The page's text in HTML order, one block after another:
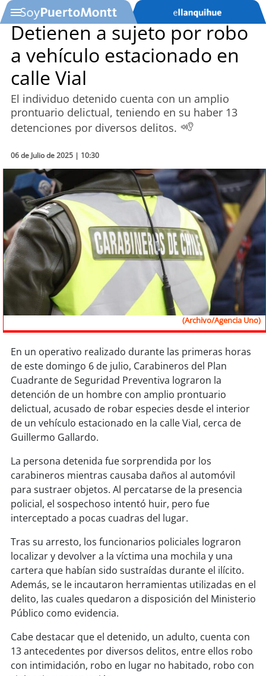
SOYTV
Podcast
Actualidad
Entretención
Economía
Deportes
Tecnología
Sostenibilidad
chile
soyarica
soy iquique
soycalama
soyantofagasta
soyvalparaíso
soy quillota
sanantonio
chillán
soy sancarlos
soyconcepción
Detienen a sujeto por robo
a vehículo estacionado en
calle Vial
El individuo detenido cuenta con un amplio
prontuario delictual, teniendo en su haber 13
detenciones por diversos delitos.
06 de Julio de 2025 | 10:30
(Archivo/Agencia Uno)
En un operativo realizado durante las primeras horas
de este domingo 6 de julio, Carabineros del Plan
Cuadrante de Seguridad Preventiva lograron la
detención de un hombre con amplio prontuario
delictual, acusado de robar especies desde el interior
de un vehículo estacionado en la calle Vial, cerca de
Guillermo Gallardo.
La persona detenida fue sorprendida por los
carabineros mientras causaba daños al automóvil
para sustraer objetos. Al percatarse de la presencia
policial, el sospechoso intentó huir, pero fue
interceptado a pocas cuadras del lugar.
Tras su arresto, los funcionarios policiales lograron
localizar y devolver a la víctima una mochila y una
cartera que habían sido sustraídas durante el ilícito.
Además, se le incautaron herramientas utilizadas en el
delito, las cuales quedaron a disposición del Ministerio
Público como evidencia.
Cabe destacar que el detenido, un adulto, cuenta con
13 antecedentes por diversos delitos, entre ellos robo
con intimidación, robo en lugar no habitado, robo con